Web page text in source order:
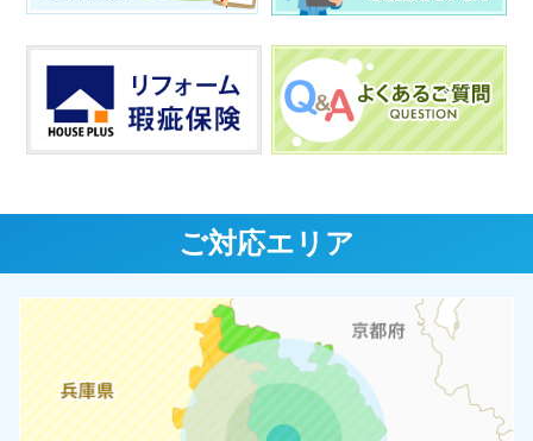
ご対応エリア